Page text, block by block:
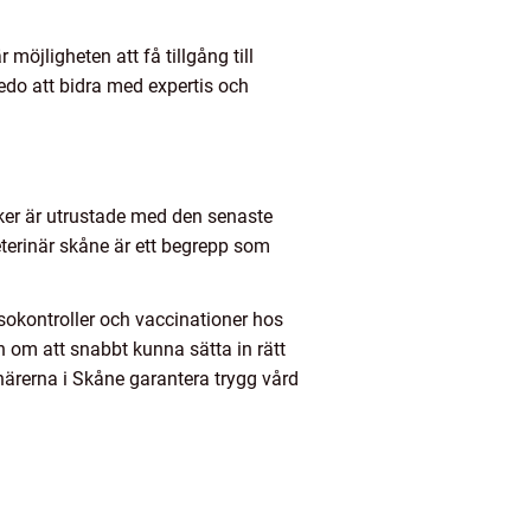
möjligheten att få tillgång till
att bidra med expertis och
är utrustade med den senaste
skåne är ett begrepp som
och vaccinationer hos
om att snabbt kunna sätta in rätt
i Skåne garantera trygg vård